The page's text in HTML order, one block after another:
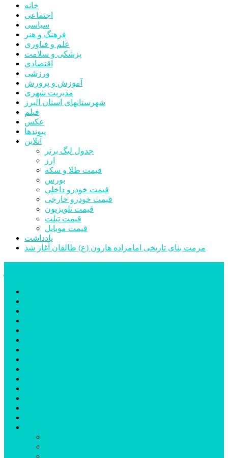
خانه
اجتماعی
سیاسی
فرهنگ و هنر
علم و فناوری
پزشکی و سلامت
اقتصادی
ورزشی
آموزش و پرورش
مدیریت شهری
شهرستانهای استان البرز
فیلم
عکس
پیوندها
آنلاین
جدول لیگ برتر
ارز
قیمت طلا و سکه
بورس
قیمت خودرو داخلی
قیمت خودرو خارجی
قیمت تلویزیون
قیمت تبلت
قیمت موبایل
یادداشت
مرمت بنای تاریخی امامزاده هارون (ع) طالقان آغاز شد